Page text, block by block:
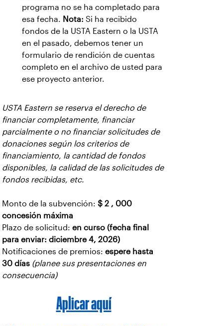
programa no se ha completado para
esa fecha. Nota: Si ha recibido
fondos de la USTA Eastern o la USTA
en el pasado, debemos tener un
formulario de rendición de cuentas
completo en el archivo de usted para
ese proyecto anterior.
USTA Eastern se reserva el derecho de
financiar completamente, financiar
parcialmente o no financiar solicitudes de
donaciones según los criterios de
financiamiento, la cantidad de fondos
disponibles, la calidad de las solicitudes de
fondos recibidas, etc.
Monto de la subvención: $ 2 , 000
concesión máxima
Plazo de solicitud: en curso (fecha final
para enviar: diciembre 4, 2026)
Notificaciones de premios: espere hasta
30 días (planee sus presentaciones en
consecuencia)
Aplicar aquí